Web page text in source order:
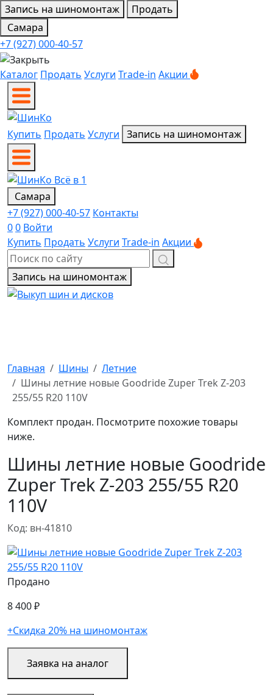
Запись на шиномонтаж
Продать
Самара
+7 (927) 000-40-57
Каталог Продать Услуги Trade-in Акции
Купить Продать Услуги Запись на шиномонтаж
Самара
+7 (927) 000-40-57 Контакты
00 Войти
Купить Продать Услуги Trade-in Акции
Запись на шиномонтаж
Главная Шины
Летние
Шины летние новые Goodride Zuper Trek Z-203
255/55 R20 110V
Комплект продан. Посмотрите похожие товары
ниже.
Шины летние новые Goodride
Zuper Trek Z-203 255/55 R20
110V
Код: вн-41810
Продано
8 400 ₽
+Скидка 20% на шиномонтаж
Заявка на аналог